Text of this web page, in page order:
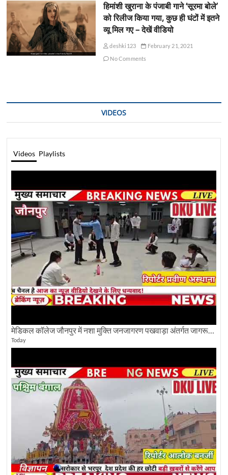
हिमांशी खुराना के पंजाबी गाने ‘सूरमा बोले’
को रिलीज किया गया, कुछ ही घंटों में इतने
व्यू मिल गए – देखें वीडियो
deshki123
February 21, 2021
No Comments
VIDEOS
Videos Playlists
Today